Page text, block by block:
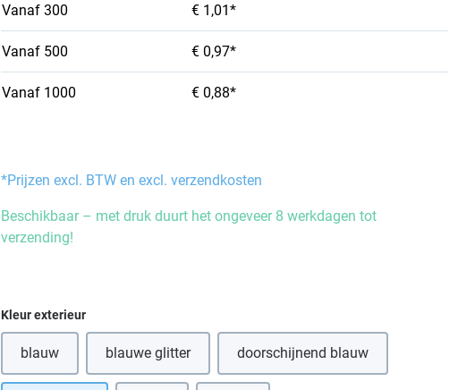
Vanaf 300 € 1,01*
Vanaf 500 € 0,97*
Vanaf 1000 € 0,88*
*Prijzen excl. BTW en excl. verzendkosten
Beschikbaar – met druk duurt het ongeveer 8 werkdagen tot
verzending!
Selecteer
Kleur exterieur
blauw blauwe glitter doorschijnend blauw